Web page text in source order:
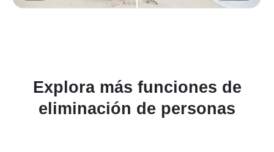
Explora más funciones de
eliminación de personas